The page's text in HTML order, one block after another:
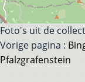
Foto's uit de
Vorige pagina :
Pfalzgrafenstein